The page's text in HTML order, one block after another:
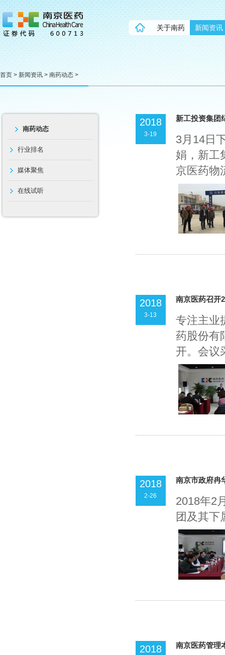
关于南药 新闻资讯
首页 > 新闻资讯 > 南药动态 >
南药动态
行业排名
媒体聚焦
在线试听
2018
3-19
新工投资集团
3月14日
娟，新工
京医药物
2018
3-13
南京医药召开
专注主业
药股份有
开。会议
2018
2-26
南京市政府冉
2018年2
团及其下
2018 南京医药管理